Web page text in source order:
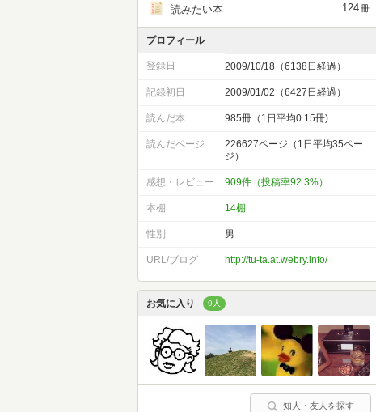
読みたい本 124冊
プロフィール
登録日 2009/10/18（6138日経過）
記録初日 2009/01/02（6427日経過）
読んだ本 985冊（1日平均0.15冊)
読んだページ
226627ページ（1日平均35ペー
ジ）
感想・レビュー 909件（投稿率92.3%）
本棚 14棚
性別 男
URL/ブログ http://tu-ta.at.webry.info/
お気に入り 9人
知人・友人を探す